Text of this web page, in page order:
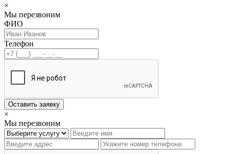
×
Мы перезвоним
ФИО
Телефон
Оставить заявку
×
Мы перезвоним